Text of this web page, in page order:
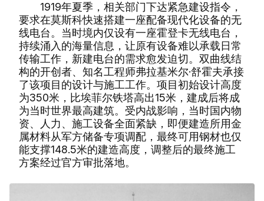
1919年夏季，相关部门下达紧急建设指令，
要求在莫斯科快速搭建一座配备现代化设备的无
线电台。当时境内仅设有一座霍登卡无线电台，
持续涌入的海量信息，让原有设备难以承载日常
传输工作，新建电台的需求愈发迫切。双曲线结
构的开创者、知名工程师弗拉基米尔·舒霍夫承接
了该项目的设计与施工工作。项目初始设计高度
为350米，比埃菲尔铁塔高出15米，建成后将成
为当时世界最高建筑。受内战影响，当时国内物
资、人力、施工设备全面紧缺，即便建造所用金
属材料从军方储备专项调配，最终可用钢材也仅
能支撑148.5米的建造高度，调整后的最终施工
方案经过官方审批落地。